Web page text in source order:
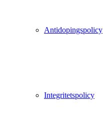
Antidopingspolicy
Integritetspolicy